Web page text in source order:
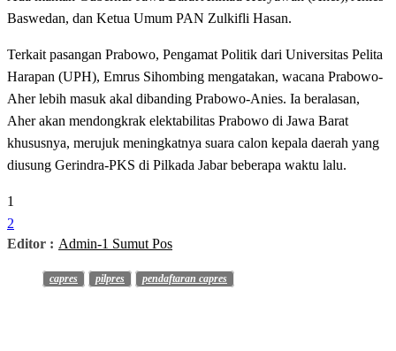
Baswedan, dan Ketua Umum PAN Zulkifli Hasan.
Terkait pasangan Prabowo, Pengamat Politik dari Universitas Pelita
Harapan (UPH), Emrus Sihombing mengatakan, wacana Prabowo-
Aher lebih masuk akal dibanding Prabowo-Anies. Ia beralasan,
Aher akan mendongkrak elektabilitas Prabowo di Jawa Barat
khususnya, merujuk meningkatnya suara calon kepala daerah yang
diusung Gerindra-PKS di Pilkada Jabar beberapa waktu lalu.
1
2
Editor : Admin-1 Sumut Pos
capres pilpres pendaftaran capres